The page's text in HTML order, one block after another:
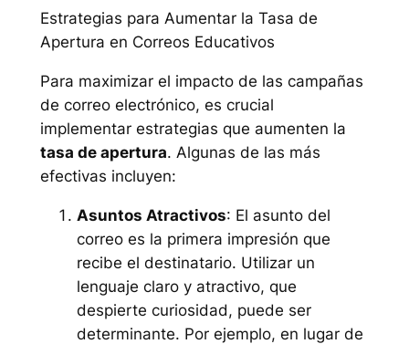
Estrategias para Aumentar la Tasa de
Apertura en Correos Educativos
Para maximizar el impacto de las campañas
de correo electrónico, es crucial
implementar estrategias que aumenten la
tasa de apertura. Algunas de las más
efectivas incluyen:
Asuntos Atractivos: El asunto del
correo es la primera impresión que
recibe el destinatario. Utilizar un
lenguaje claro y atractivo, que
despierte curiosidad, puede ser
determinante. Por ejemplo, en lugar de